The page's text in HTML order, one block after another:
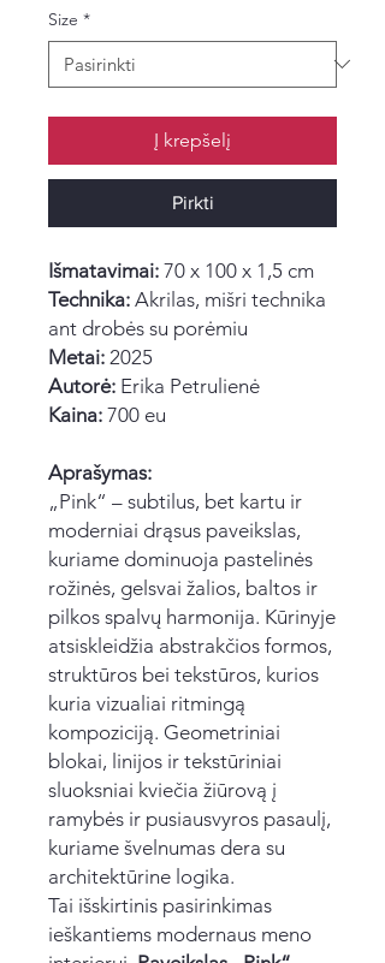
Size *
Į krepšelį
Pirkti
Išmatavimai: 70 x 100 x 1,5 cm
Technika: Akrilas, mišri technika
ant drobės su porėmiu
Metai: 2025
Autorė: Erika Petrulienė
Kaina: 700 eu
Aprašymas:
„Pink“ – subtilus, bet kartu ir
moderniai drąsus paveikslas,
kuriame dominuoja pastelinės
rožinės, gelsvai žalios, baltos ir
pilkos spalvų harmonija. Kūrinyje
atsiskleidžia abstrakčios formos,
struktūros bei tekstūros, kurios
kuria vizualiai ritmingą
kompoziciją. Geometriniai
blokai, linijos ir tekstūriniai
sluoksniai kviečia žiūrovą į
ramybės ir pusiausvyros pasaulį,
kuriame švelnumas dera su
architektūrine logika.
Tai išskirtinis pasirinkimas
ieškantiems modernaus meno